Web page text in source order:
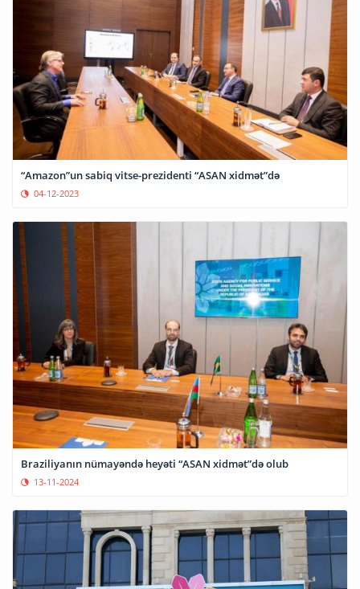
“Amazon”un sabiq vitse-prezidenti “ASAN xidmət”də
04-12-2023
Braziliyanın nümayəndə heyəti “ASAN xidmət”də olub
13-11-2024